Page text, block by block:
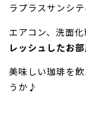
ラプラスサンシ
エアコン、洗面
レッシュしたお
美味しい珈琲を
うか♪